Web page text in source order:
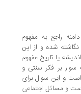
به مفهوم
و از این
تاریخ مفهوم
فکر سنتی و
سوال برای
اجتماعی